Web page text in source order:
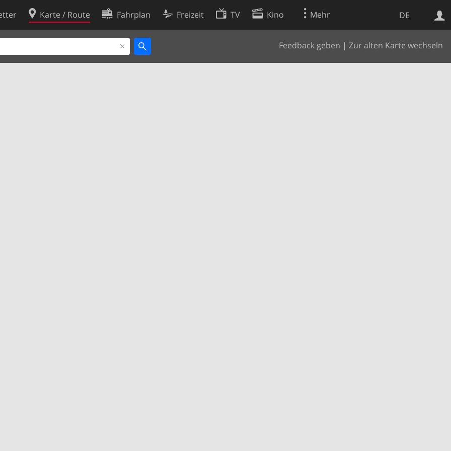
DE
Karte / Route Fahrplan Freizeit TV Kino Mehr
Feedback geben | Zur alten Karte wechseln
Websuche
Cookie-Richtlinie
Cookie-Einstellungen